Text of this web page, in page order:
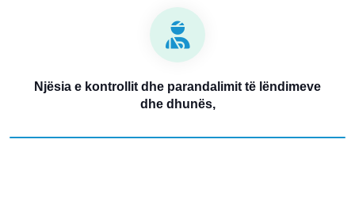
Njësia e kontrollit dhe parandalimit të lëndimeve
dhe dhunës,